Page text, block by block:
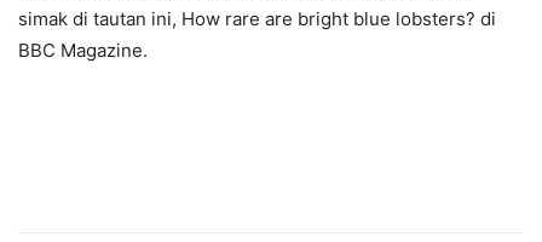
simak di tautan ini, How rare are bright blue lobsters? di
BBC Magazine.